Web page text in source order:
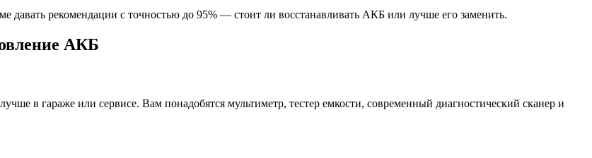
давать рекомендации с точностью до 95% — стоит ли восстанавливать АКБ или лучше его заменить.
АКБ
в гараже или сервисе. Вам понадобятся мультиметр, тестер емкости, современный диагностический сканер и